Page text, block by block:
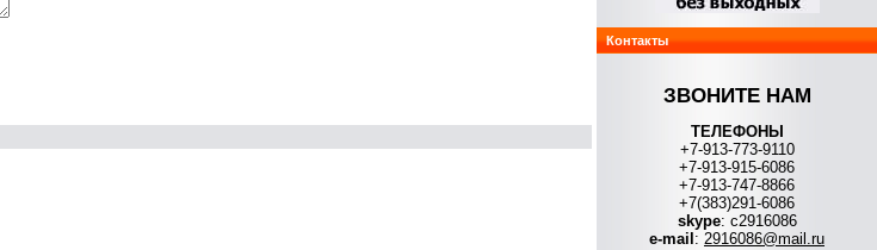
Контакты
ЗВОНИТЕ НАМ
ТЕЛЕФОНЫ
+7-913-773-9110
+7-913-915-6086
+7-913-747-8866
+7(383)291-6086
skype: с2916086
e-mail : 2916086@mail.ru